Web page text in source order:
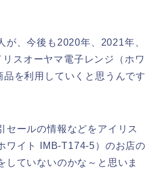
が、今後も2020年、2021年、
スオーヤマ電子レンジ（ホワ
を利用していくと思うんです
セールの情報などをアイリス
ワイト IMB-T174-5）のお店の
していないのかな～と思いま